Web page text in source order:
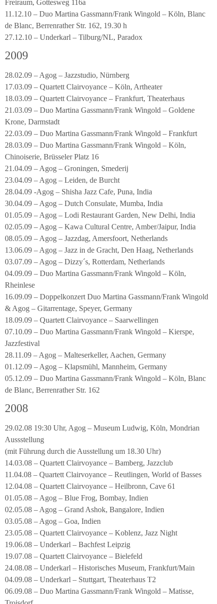
Freiraum, Gottesweg 116a
11.12.10 – Duo Martina Gassmann/Frank Wingold – Köln, Blanc
de Blanc, Berrenrather Str. 162, 19.30 h
27.12.10 – Underkarl – Tilburg/NL, Paradox
2009
28.02.09 – Agog – Jazzstudio, Nürnberg
17.03.09 – Quartett Clairvoyance – Köln, Artheater
18.03.09 – Quartett Clairvoyance – Frankfurt, Theaterhaus
21.03.09 – Duo Martina Gassmann/Frank Wingold – Goldene
Krone, Darmstadt
22.03.09 – Duo Martina Gassmann/Frank Wingold – Frankfurt
28.03.09 – Duo Martina Gassmann/Frank Wingold – Köln,
Chinoiserie, Brüsseler Platz 16
21.04.09 – Agog – Groningen, Smederij
23.04.09 – Agog – Leiden, de Burcht
28.04.09 -Agog – Shisha Jazz Cafe, Puna, India
30.04.09 – Agog – Dutch Consulate, Mumba, India
01.05.09 – Agog – Lodi Restaurant Garden, New Delhi, India
02.05.09 – Agog – Kawa Cultural Centre, Amber/Jaipur, India
08.05.09 – Agog – Jazzdag, Amersfoort, Netherlands
13.06.09 – Agog – Jazz in de Gracht, Den Haag, Netherlands
03.07.09 – Agog – Dizzy´s, Rotterdam, Netherlands
04.09.09 – Duo Martina Gassmann/Frank Wingold – Köln,
Rheinlese
16.09.09 – Doppelkonzert Duo Martina Gassmann/Frank Wingold
& Agog – Gitarrentage, Speyer, Germany
18.09.09 – Quartett Clairvoyance – Saarwellingen
07.10.09 – Duo Martina Gassmann/Frank Wingold – Kierspe,
Jazzfestival
28.11.09 – Agog – Malteserkeller, Aachen, Germany
01.12.09 – Agog – Klapsmühl, Mannheim, Germany
05.12.09 – Duo Martina Gassmann/Frank Wingold – Köln, Blanc
de Blanc, Berrenrather Str. 162
2008
29.02.08 19:30 Uhr, Agog – Museum Ludwig, Köln, Mondrian
Aussstellung
(mit Führung durch die Ausstellung um 18.30 Uhr)
14.03.08 – Quartett Clairvoyance – Bamberg, Jazzclub
11.04.08 – Quartett Clairvoyance – Reutlingen, World of Basses
12.04.08 – Quartett Clairvoyance – Heilbronn, Cave 61
01.05.08 – Agog – Blue Frog, Bombay, Indien
02.05.08 – Agog – Grand Ashok, Bangalore, Indien
03.05.08 – Agog – Goa, Indien
23.05.08 – Quartett Clairvoyance – Koblenz, Jazz Night
19.06.08 – Underkarl – Bachfest Leipzig
19.07.08 – Quartett Clairvoyance – Bielefeld
24.08.08 – Underkarl – Historisches Museum, Frankfurt/Main
04.09.08 – Underkarl – Stuttgart, Theaterhaus T2
06.09.08 – Duo Martina Gassmann/Frank Wingold – Matisse,